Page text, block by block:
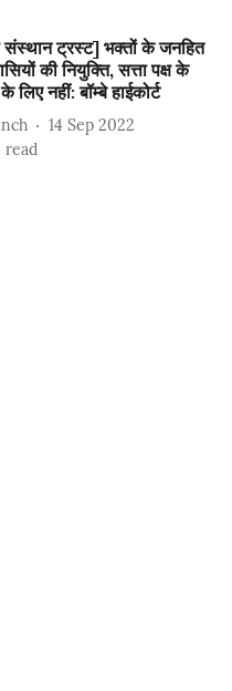
संस्थान ट्रस्ट] भक्तों के जनहित
की नियुक्ति, सत्ता पक्ष के
लिए नहीं: बॉम्बे हाईकोर्ट
14 Sep 2022
read